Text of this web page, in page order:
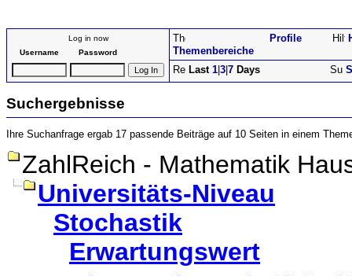
Log in now
Username
Password Themenbereiche
Profile
Last 1 3 7 Days
Suchergebnisse
Ihre Suchanfrage ergab 17 passende Beiträge auf 10 Seiten in einem
ZahlReich - Mathematik
Universitäts-Niveau
Stochastik
Erwartungswert